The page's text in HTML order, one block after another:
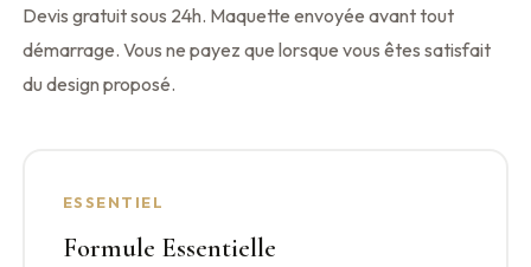
Devis gratuit sous 24h. Maquette envoyée avant tout
démarrage. Vous ne payez que lorsque vous êtes satisfait
du design proposé.
ESSENTIEL
Formule Essentielle